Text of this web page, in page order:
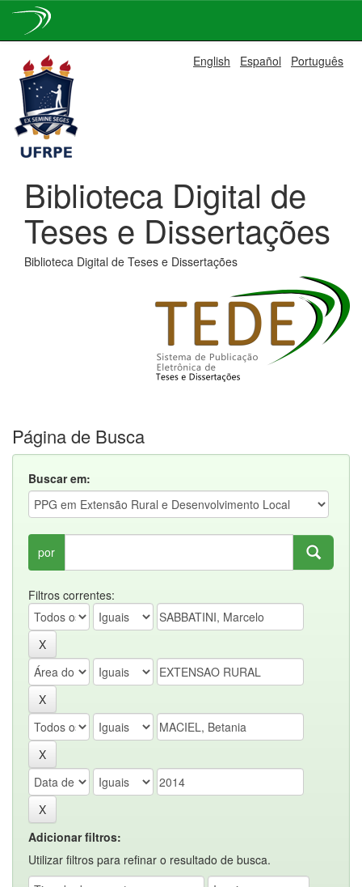
navigation
English Español Português
Biblioteca Digital de
Teses e Dissertações
Biblioteca Digital de Teses e Dissertações
Página de Busca
Buscar em:
por
Filtros correntes:
Adicionar filtros:
Utilizar filtros para refinar o resultado de busca.